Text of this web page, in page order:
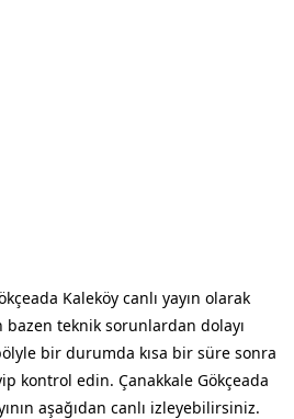
Kaleköy canlı yayın olarak
bazen teknik sorunlardan dolayı
bir durumda kısa bir süre sonra
kontrol edin. Çanakkale Gökçeada
aşağıdan canlı izleyebilirsiniz.